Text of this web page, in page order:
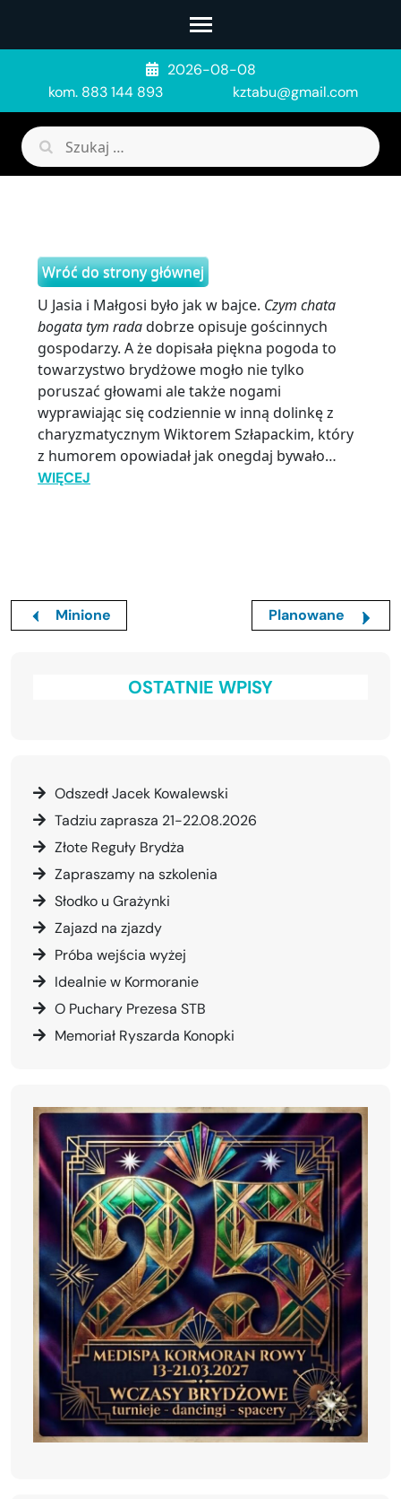
content
2026-08-08
kom. 883 144 893
kztabu@gmail.com
Szukaj:
Wróć do strony głównej
U Jasia i Małgosi było jak w bajce. Czym chata
bogata tym radadobrze opisuje gościnnych
gospodarzy. A że dopisała piękna pogoda to
towarzystwo brydżowe mogło nie tylko
poruszać głowami ale także nogami
wyprawiając się codziennie w inną dolinkę z
charyzmatycznym Wiktorem Szłapackim, który
z humorem opowiadał jak onegdaj bywało…
WIĘCEJ
Minione Planowane
OSTATNIE WPISY
Odszedł Jacek Kowalewski
Tadziu zaprasza 21-22.08.2026
Złote Reguły Brydża
Zapraszamy na szkolenia
Słodko u Grażynki
Zajazd na zjazdy
Próba wejścia wyżej
Idealnie w Kormoranie
O Puchary Prezesa STB
Memoriał Ryszarda Konopki